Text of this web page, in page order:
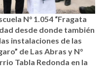
N° 1.054 “Fragata
desde donde también
instalaciones de las
de Las Abras y N°
Tabla Redonda en la